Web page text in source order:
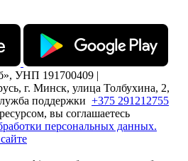
УНП 191700409 |
г. Минск, улица Толбухина, 2,
поддержки +375 291212755
вы соглашаетесь
персональных данных.